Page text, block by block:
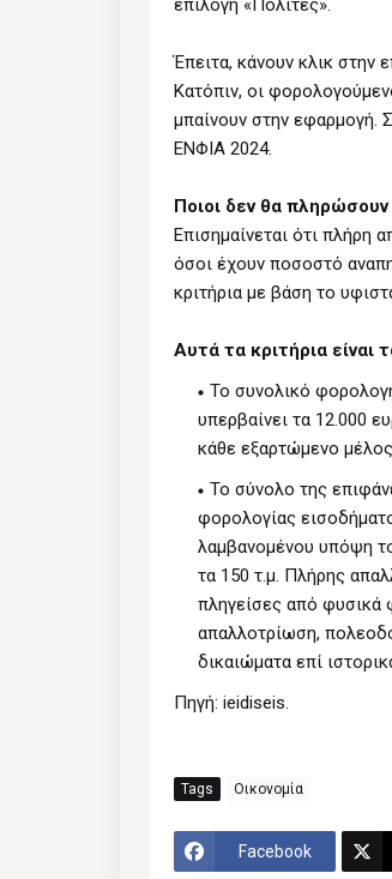
επιλογή «Πολίτες».
Έπειτα, κάνουν κλικ στην
Κατόπιν, οι
μπαίνουν στην εφαρμογή.
ΕΝΦΙΑ 2024.
Ποιοι δεν θα
Επισημαίνεται ότι πλήρη
όσοι έχουν ποσοστό
κριτήρια με βάση το
Αυτά τα κριτήρια είναι
Το συνολικό
υπερβαίνει τα 12.000
κάθε εξαρτώμενο
Το σύνολο της
φορολογίας
λαμβανομένου υπόψη
τα 150 τ.μ. Πλήρης
πληγείσες από φυσικά
απαλλοτρίωση,
δικαιώματα επί
Πηγή: ieidiseis.
Tags Οικονομία
Facebook